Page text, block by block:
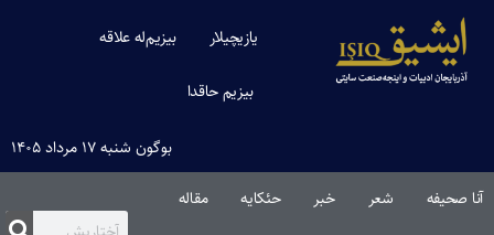
یازیچیلار بیزیم‌له علاقه
بیزیم حاقدا
بوگون شنبه ۱۷ مرداد ۱۴۰۵
آنا صحیفه شعر خبر حئکایه مقاله‌